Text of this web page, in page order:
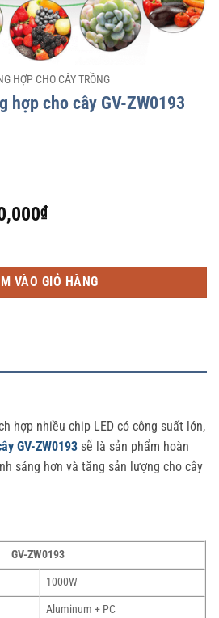
HỢP CHO CÂY TRỒNG
hợp cho cây GV-ZW0193
₫Giá
là:
5,220,000₫.
GV-ZW0193 (1000W) số lượng
VÀO GIỎ HÀNG
hợp nhiều chip LED có công suất lớn,
GV-ZW0193 sẽ là sản phẩm hoàn
sáng hơn và tăng sản lượng cho cây
GV-ZW0193
1000W
Aluminum + PC